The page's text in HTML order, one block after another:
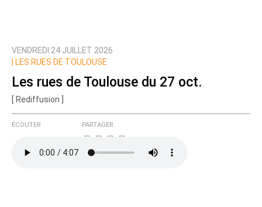
VENDREDI 24 JUILLET 2026
LES RUES DE TOULOUSE
Les rues de Toulouse du 27 oct.
[ Rediffusion ]
ÉCOUTER PARTAGER